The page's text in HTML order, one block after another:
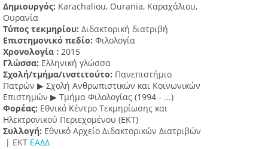
Δημιουργός: Karachaliou, Ourania, Καραχάλιου,
Ουρανία
Τύπος τεκμηρίου: Διδακτορική διατριβή
Επιστημονικό πεδίο: Φιλολογία
Χρονολογία : 2015
Γλώσσα: Ελληνική γλώσσα
Σχολή/τμήμα/ινστιτούτο: Πανεπιστήμιο
Πατρών ▶ Σχολή Ανθρωπιστικών και Κοινωνικών
Επιστημών ▶ Τμήμα Φιλολογίας (1994 - ...)
Φορέας: Εθνικό Κέντρο Τεκμηρίωσης και
Ηλεκτρονικού Περιεχομένου (ΕΚΤ)
Συλλογή: Εθνικό Αρχείο Διδακτορικών Διατριβών
| ΕΚΤ ΕΑΔΔ